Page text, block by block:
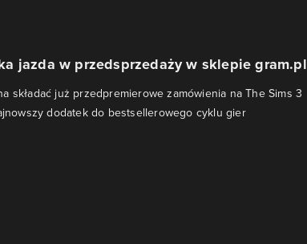
jazda w przedsprzedaży w sklepie gram.pl
składać już przedpremierowe zamówienia na The Sims 3
dodatek do bestsellerowego cyklu gier